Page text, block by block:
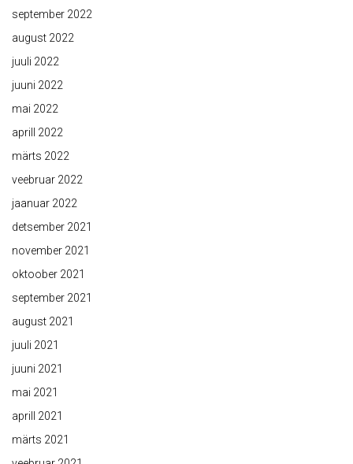
september 2022
august 2022
juuli 2022
juuni 2022
mai 2022
aprill 2022
märts 2022
veebruar 2022
jaanuar 2022
detsember 2021
november 2021
oktoober 2021
september 2021
august 2021
juuli 2021
juuni 2021
mai 2021
aprill 2021
märts 2021